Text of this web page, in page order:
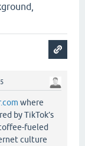
where
by TikTok’s
fueled
culture